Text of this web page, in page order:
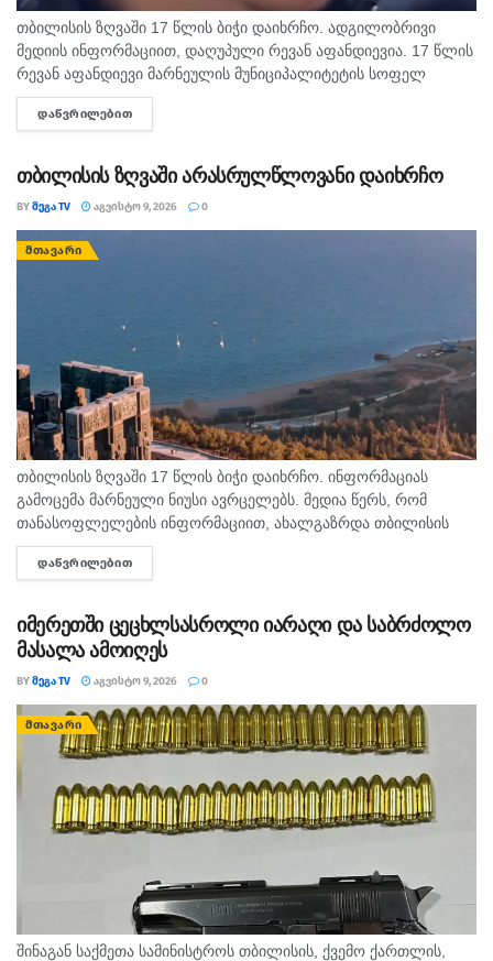
თბილისის ზღვაში 17 წლის ბიჭი დაიხრჩო. ადგილობრივი
მედიის ინფორმაციით, დაღუპული რევან აფანდიევია. 17 წლის
რევან აფანდიევი მარნეულის მუნიციპალიტეტის სოფელ
კაფანახჩის მკვიდრი იყო. თანასოფლელების ინფორმაციით,
ახალგაზრდა თბილისის ზღვაზე თანატოლებთან ერთად
ᲓᲐᲬᲕᲠᲘᲚᲔᲑᲘᲗ
თბილისის ზღვაში არასრულწლოვანი დაიხრჩო
BYᲛᲔᲒᲐ TV ᲐᲒᲕᲘᲡᲢᲝ 9, 2026 0
ᲛᲗᲐᲕᲐᲠᲘ
თბილისის ზღვაში 17 წლის ბიჭი დაიხრჩო. ინფორმაციას
გამოცემა მარნეული ნიუსი ავრცელებს. მედია წერს, რომ
თანასოფლელების ინფორმაციით, ახალგაზრდა თბილისის
ზღვაზე თანატოლებთან ერთად საცურაოდ იმყოფებოდა. შსს
ცნობით, გამოძიება 115-ე მუხლით დაიწყო.
ᲓᲐᲬᲕᲠᲘᲚᲔᲑᲘᲗ
იმერეთში ცეცხლსასროლი იარაღი და საბრძოლო
მასალა ამოიღეს
BYᲛᲔᲒᲐ TV ᲐᲒᲕᲘᲡᲢᲝ 9, 2026 0
ᲛᲗᲐᲕᲐᲠᲘ
შინაგან საქმეთა სამინისტროს თბილისის, ქვემო ქართლის,